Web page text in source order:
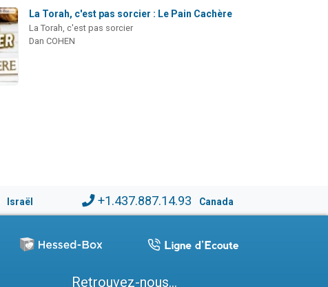
La Torah, c'est pas sorcier : Le Pain Cachère
La Torah, c'est pas sorcier
Dan COHEN
Israël +1.437.887.14.93 Canada
Retrouvez-nous...